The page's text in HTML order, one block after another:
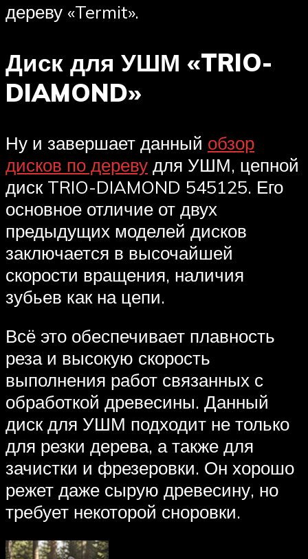
дереву «Termit».
Диск для УШМ «TRIO-
DIAMOND»
Ну и завершает данный обзор
дисков по дереву для УШМ, цепной
диск TRIO-DIAMOND 545125. Его
основное отличие от двух
предыдущих моделей дисков
заключается в высочайшей
скорости вращения, наличия
зубьев как на цепи.
Всё это обеспечивает плавность
реза и высокую скорость
выполнения работ связанных с
обработкой древесины. Данный
диск для УШМ подходит не только
для резки дерева, а также для
зачистки и фрезеровки. Он хорошо
режет даже сырую древесину, но
требует некоторой сноровки.